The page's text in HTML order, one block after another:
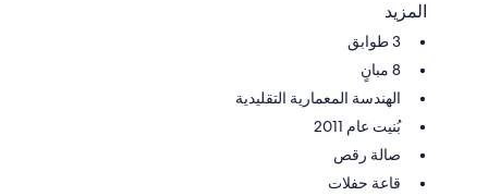
المزيد
3 طوابق
8 مبانٍ
الهندسة المعمارية التقليدية
بُنيت عام 2011
صالة رقص
قاعة حفلات